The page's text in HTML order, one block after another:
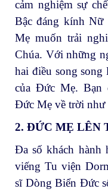
cảm nghiệm sự
Bậc đáng kính
Mẹ muốn trải
Chúa. Với những
hai điều song
của Đức Mẹ. Bạn
Đức Mẹ về trời như
2. ĐỨC MẸ LÊN
Đa số khách hành
viếng Tu viện
sĩ Dòng Biển Đức